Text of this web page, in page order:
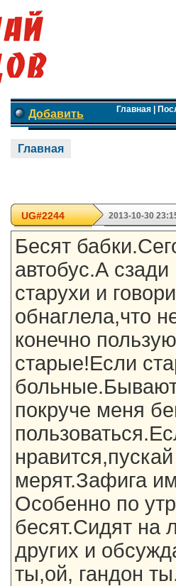
Добавить Главная
Главная
UG#2244 2013-10-30
Бесят
автобус.А
старухи и
обнаглела,что
конечно
старые!Если
больные.Бывают
покруче меня
мерят.Зафига
Особенно по
бесят.Сидят на
других и
ты,ой, гандон